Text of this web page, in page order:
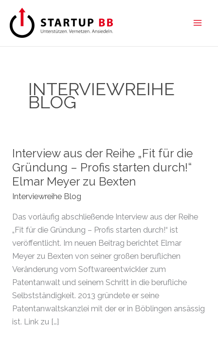
Inhalt
springen
INTERVIEWREIHE
BLOG
Interview aus der Reihe „Fit für die
Gründung – Profis starten durch!“
Elmar Meyer zu Bexten
Interviewreihe Blog
Das vorläufig abschließende Interview aus der Reihe
„Fit für die Gründung – Profis starten durch!“ ist
veröffentlicht. Im neuen Beitrag berichtet Elmar
Meyer zu Bexten von seiner großen beruflichen
Veränderung vom Softwareentwickler zum
Patentanwalt und seinem Schritt in die berufliche
Selbstständigkeit. 2013 gründete er seine
Patentanwaltskanzlei mit der er in Böblingen ansässig
ist. Link zu […]